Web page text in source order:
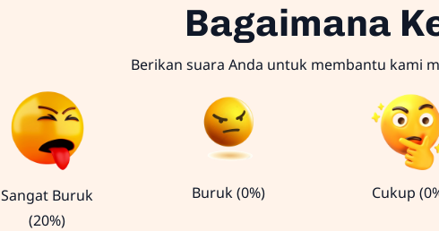
Bagaimana
Berikan suara Anda untuk membantu kami
Sangat Buruk
(20%)
Buruk (0%) Cukup